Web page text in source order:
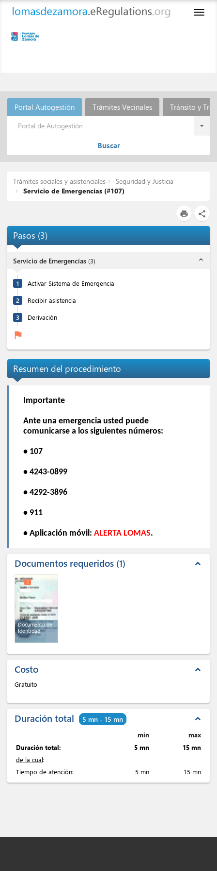
Portal Autogestión Trámites Vecinales Tránsito y
Portal de Autogestión
Buscar
Trámites sociales y asistenciales
Seguridad y Justicia
Servicio de Emergencias (#107)
print share
Pasos (3)
Servicio de Emergencias (3) expand_less
1 Activar Sistema de Emergencia
2 Recibir asistencia
3 Derivación
flag
Resumen del procedimiento
Importante
Ante una emergencia usted puede
comunicarse a los siguientes números:
• 107
• 4243-0899
• 4292-3896
• 911
• Aplicación móvil: ALERTA LOMAS.
Documentos requeridos 1 expand_less
Documento de
Identidad
1
Costo expand_less
Gratuito
Duración total 5 mn - 15 mn expand_less
min
max
Duración total:
5 mn
15 mn
de la cual:
Tiempo de atención:
5 mn 15 mn